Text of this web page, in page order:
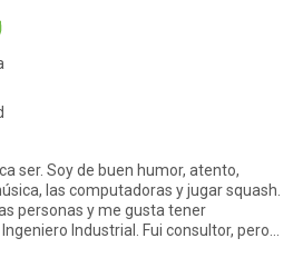
ser. Soy de buen humor, atento,
las computadoras y jugar squash.
personas y me gusta tener
Industrial. Fui consultor, pero